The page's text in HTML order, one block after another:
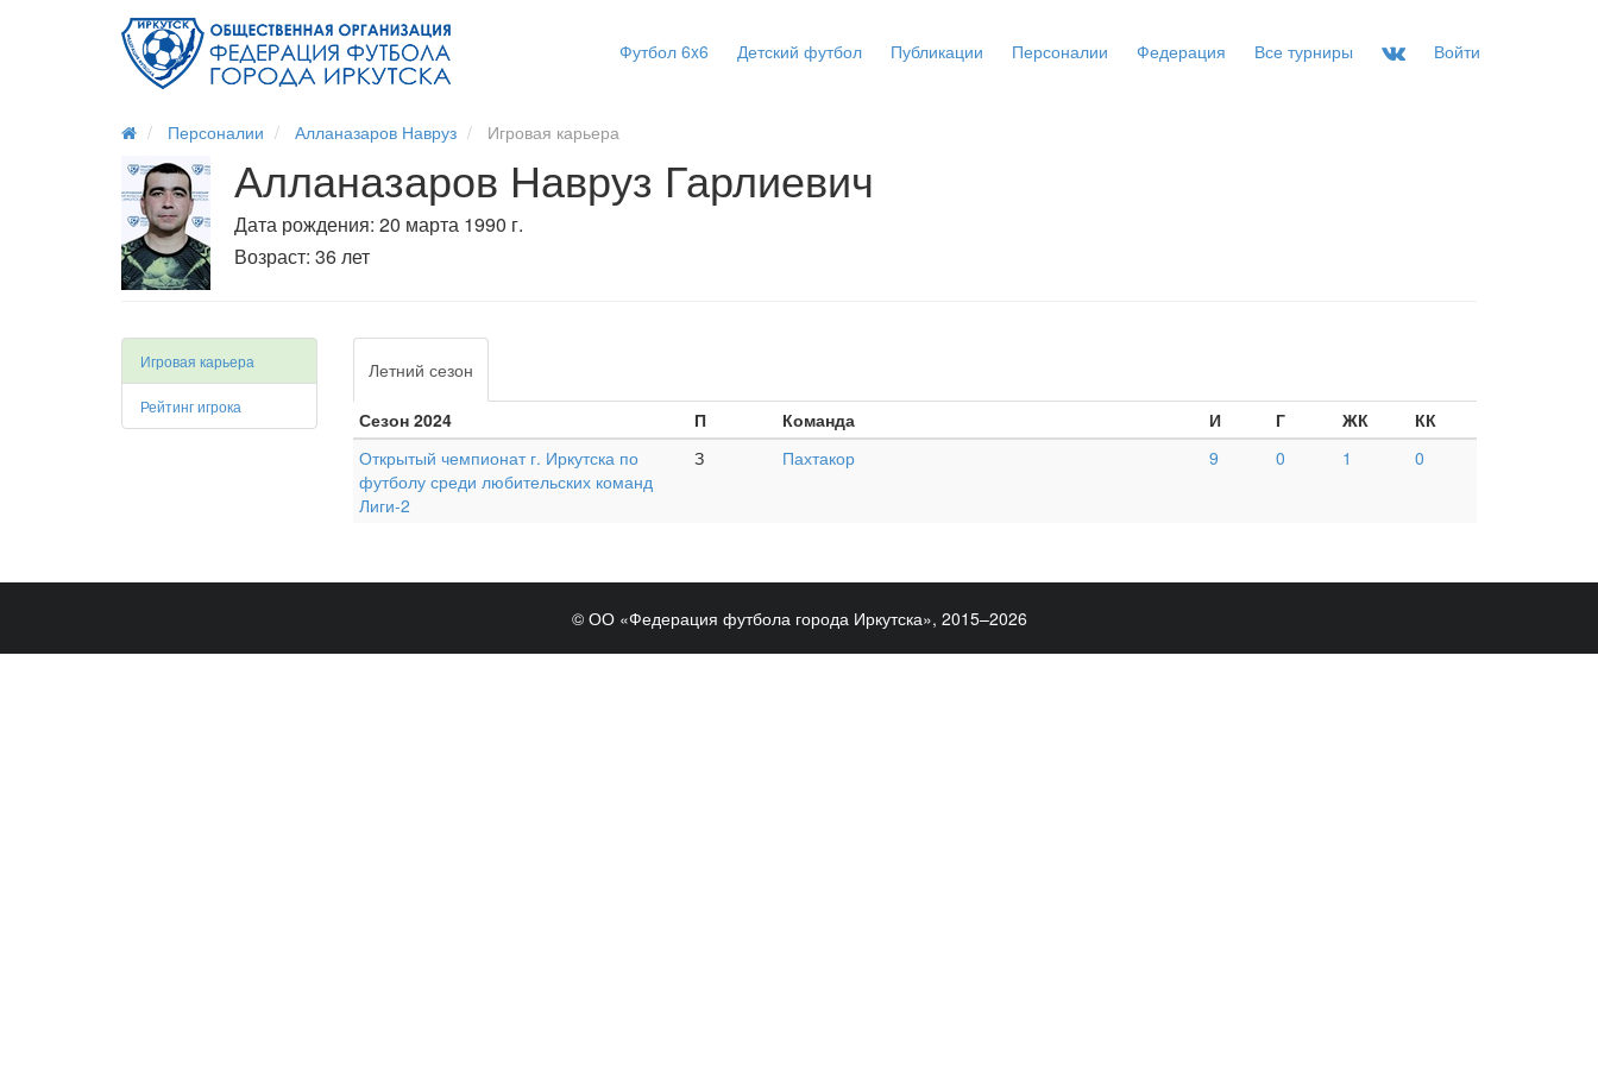
Футбол 6x6 Детский футбол Публикации Персоналии Федерация Все турниры Войти
Персоналии Алланазаров Навруз Игровая карьера
Алланазаров Навруз Гарлиевич
Дата рождения: 20 марта 1990 г.
Возраст: 36 лет
Игровая карьера
Рейтинг игрока
Летний сезон
Сезон 2024 П Команда И Г ЖК
КК
Открытый чемпионат г. Иркутска по
футболу среди любительских команд
Лиги-2
З Пахтакор 9 0 1 0
© ОО «Федерация футбола города Иркутска», 2015–2026